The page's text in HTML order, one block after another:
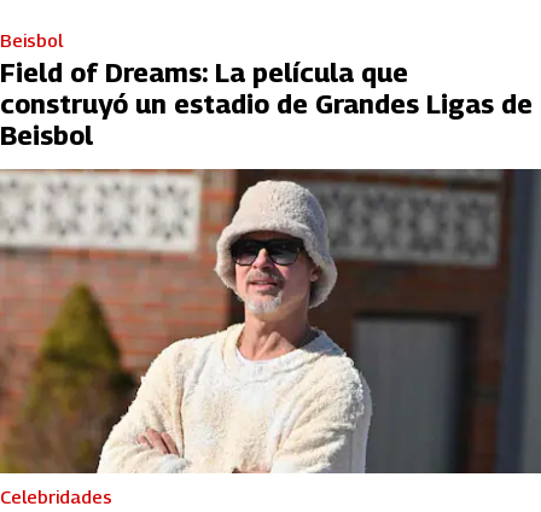
Beisbol
Field of Dreams: La película que
construyó un estadio de Grandes Ligas de
Beisbol
Celebridades